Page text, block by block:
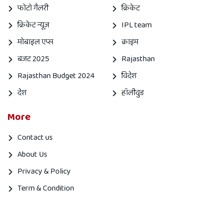
फोटो गैलरी
क्रिकेट
क्रिकेट न्यूज़
IPL team
मोबाइल एप्स
क्राइम
बजट 2025
Rajasthan
Rajasthan Budget 2024
विदेश
देश
हॉलीवुड
More
Contact us
About Us
Privacy & Policy
Term & Condition